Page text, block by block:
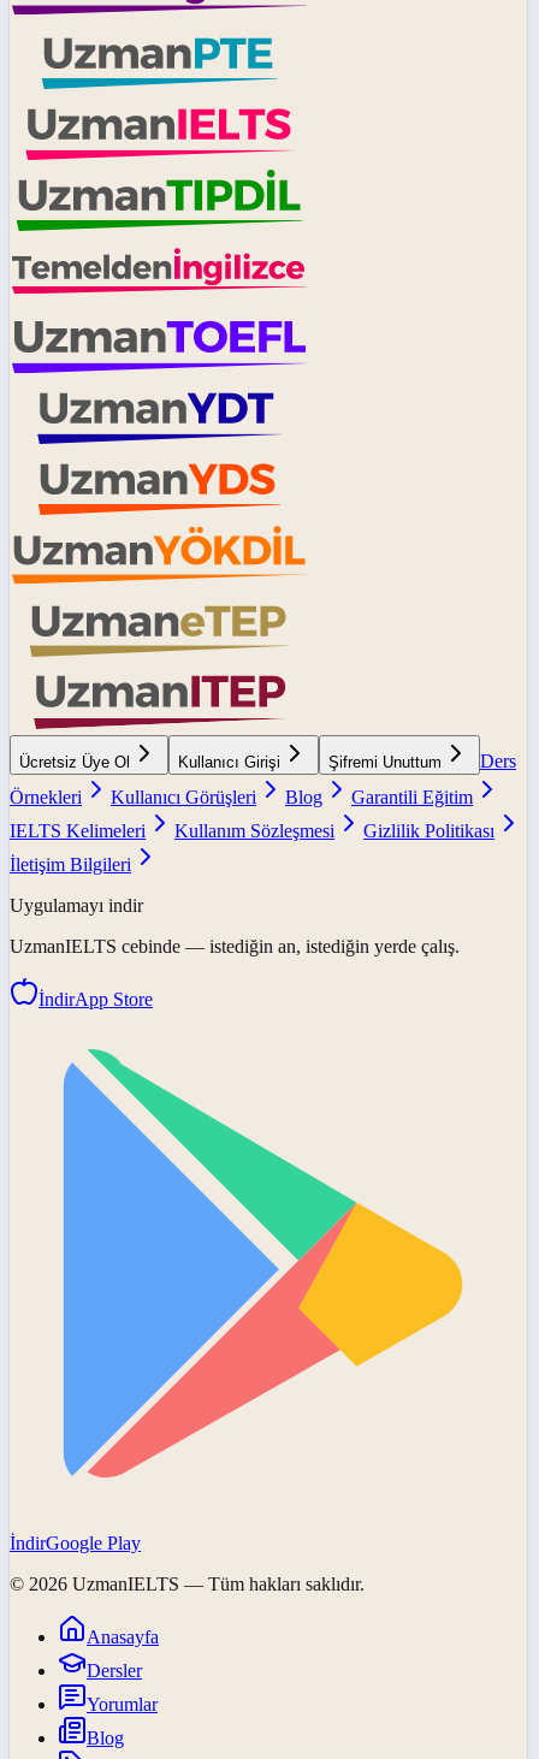
Ücretsiz Üye Ol Kullanıcı Girişi Şifremi Unuttum
Ders
Örnekleri
Kullanıcı Görüşleri Blog
Garantili Eğitim
IELTS Kelimeleri
Kullanım Sözleşmesi
Gizlilik Politikası
İletişim Bilgileri
Uygulamayı indir
UzmanIELTS cebinde — istediğin an, istediğin yerde çalış.
İndirApp Store
İndirGoogle Play
© 2026 UzmanIELTS — Tüm hakları saklıdır.
Anasayfa
Dersler
Yorumlar
Blog